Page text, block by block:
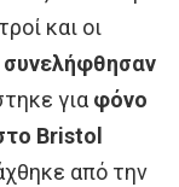
και οι
συνελήφθησαν
για φόνο
Bristol
από την